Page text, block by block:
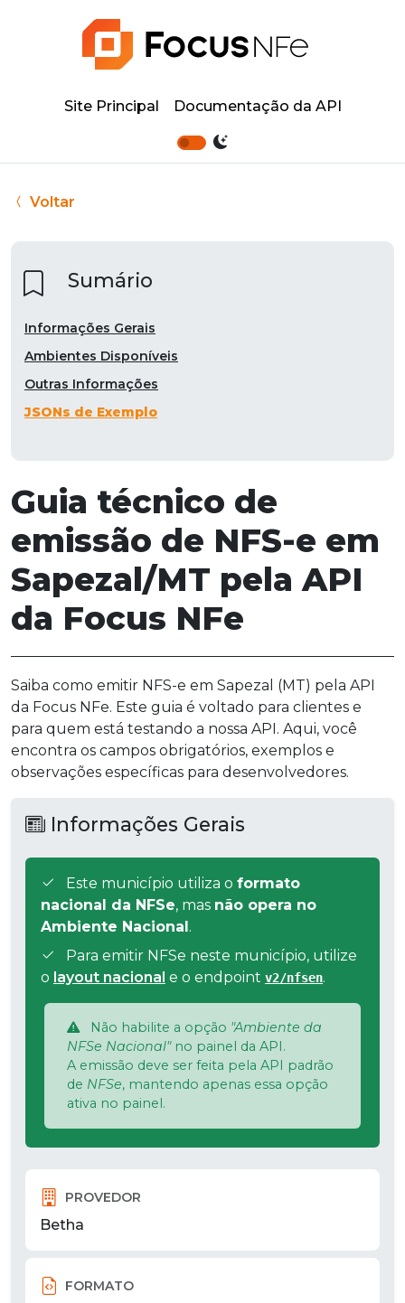
Site Principal Documentação da API
Voltar
Guia técnico de
emissão de NFS-e em
Sapezal/MT pela API
da Focus NFe
Saiba como emitir NFS-e em Sapezal (MT) pela API
da Focus NFe. Este guia é voltado para clientes e
para quem está testando a nossa API. Aqui, você
encontra os campos obrigatórios, exemplos e
observações específicas para desenvolvedores.
Informações Gerais
Este município utiliza o formato
nacional da NFSe, mas não opera no
Ambiente Nacional .
Para emitir NFSe neste município, utilize
o layout nacional e o endpoint v2/nfsen.
Não habilite a opção "Ambiente da
NFSe Nacional"no painel da API.
A emissão deve ser feita pela API padrão
de NFSe, mantendo apenas essa opção
ativa no painel.
PROVEDOR
Betha
FORMATO
Sumário
Informações Gerais
Ambientes Disponíveis
Outras Informações
JSONs de Exemplo